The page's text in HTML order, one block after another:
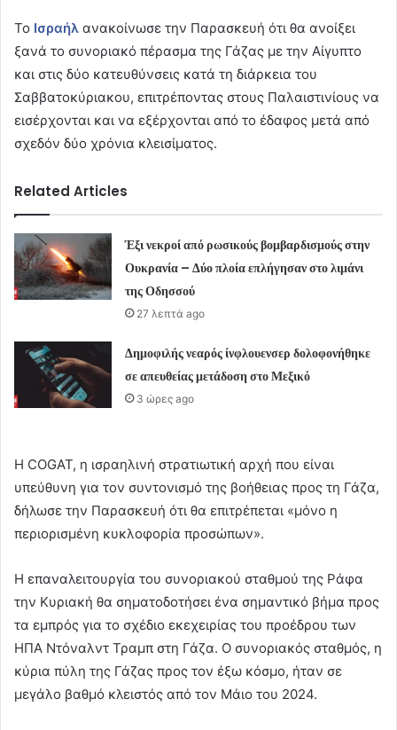
Το Ισραήλ ανακοίνωσε την Παρασκευή ότι θα ανοίξει
ξανά το συνοριακό πέρασμα της Γάζας με την Αίγυπτο
και στις δύο κατευθύνσεις κατά τη διάρκεια του
Σαββατοκύριακου, επιτρέποντας στους Παλαιστινίους να
εισέρχονται και να εξέρχονται από το έδαφος μετά από
σχεδόν δύο χρόνια κλεισίματος.
Related Articles
Έξι νεκροί από ρωσικούς βομβαρδισμούς στην
Ουκρανία – Δύο πλοία επλήγησαν στο λιμάνι
της Οδησσού
27 λεπτά ago
Δημοφιλής νεαρός ίνφλουενσερ δολοφονήθηκε
σε απευθείας μετάδοση στο Μεξικό
3 ώρες ago
Η COGAT, η ισραηλινή στρατιωτική αρχή που είναι
υπεύθυνη για τον συντονισμό της βοήθειας προς τη Γάζα,
δήλωσε την Παρασκευή ότι θα επιτρέπεται «μόνο η
περιορισμένη κυκλοφορία προσώπων».
Η επαναλειτουργία του συνοριακού σταθμού της Ράφα
την Κυριακή θα σηματοδοτήσει ένα σημαντικό βήμα προς
τα εμπρός για το σχέδιο εκεχειρίας του προέδρου των
ΗΠΑ Ντόναλντ Τραμπ στη Γάζα. Ο συνοριακός σταθμός, η
κύρια πύλη της Γάζας προς τον έξω κόσμο, ήταν σε
μεγάλο βαθμό κλειστός από τον Μάιο του 2024.